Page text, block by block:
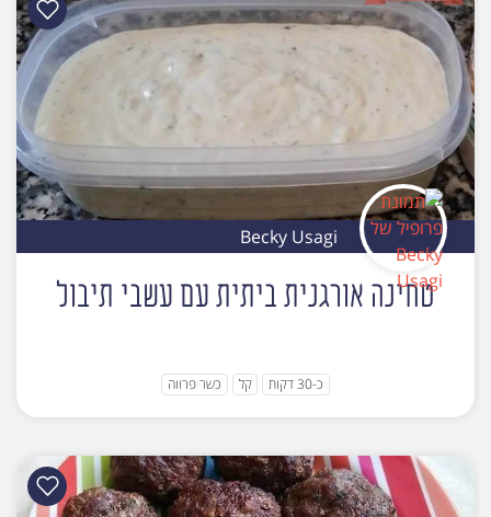
Becky Usagi
טחינה אורגנית ביתית עם עשבי תיבול
כ-30 דקות קל כשר פרווה